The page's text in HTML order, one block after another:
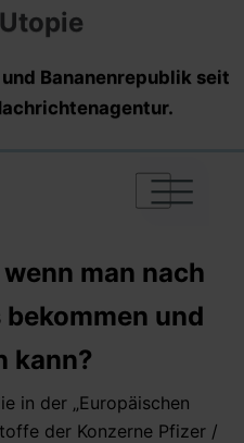
Bananenrepublik seit
|
|
|
man nach
und
kann?
in der „Europäischen
der Konzerne Pfizer /